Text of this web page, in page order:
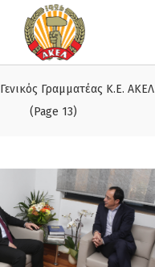
Γενικός Γραμματέας Κ.Ε. ΑΚΕΛ
(Page 13)